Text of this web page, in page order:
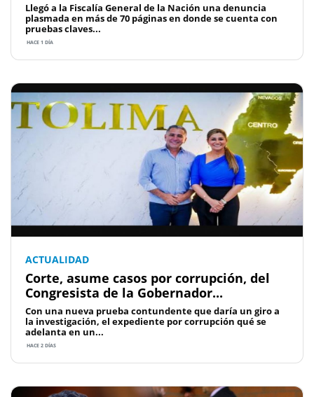
Llegó a la Fiscalía General de la Nación una denuncia
plasmada en más de 70 páginas en donde se cuenta con
pruebas claves...
HACE 1 DÍA
ACTUALIDAD
Corte, asume casos por corrupción, del
Congresista de la Gobernador...
Con una nueva prueba contundente que daría un giro a
la investigación, el expediente por corrupción qué se
adelanta en un...
HACE 2 DÍAS